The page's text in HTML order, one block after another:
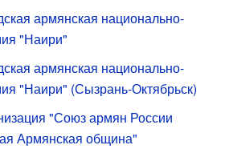
армянская национально-
"Наири"
армянская национально-
"Наири" (Сызрань-Октябрьск)
"Союз армян России
Армянская община"